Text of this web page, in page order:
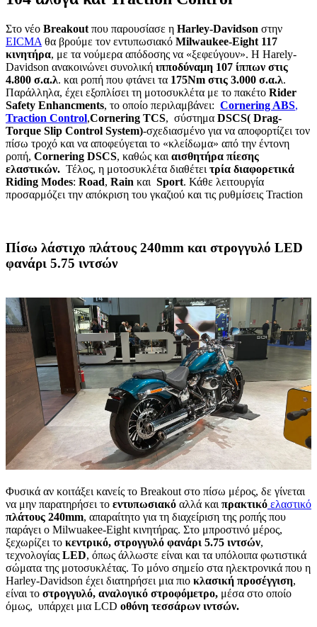
Στο νέο Breakout που παρουσίασε η Harley-Davidson στην
EICMA θα βρούμε τον εντυπωσιακό Milwaukee-Eight 117
κινητήρα, με τα νούμερα απόδοσης να «ξεφεύγουν». Η Harely-
Davidson ανακοινώνει συνολική ιπποδύναμη 107 ίππων στις
4.800 σ.α.λ. και ροπή που φτάνει τα 175Nm στις 3.000 σ.α.λ.
Παράλληλα, έχει εξοπλίσει τη μοτοσυκλέτα με το πακέτο Rider
Safety Enhancments, το οποίο περιλαμβάνει: Cornering ABS,
Traction Control,Cornering TCS, σύστημα DSCS( Drag-
Torque Slip Control System)-σχεδιασμένο για να αποφορτίζει τον
πίσω τροχό και να αποφεύγεται το «κλείδωμα» από την έντονη
ροπή, Cornering DSCS, καθώς και αισθητήρα πίεσης
ελαστικών. Τέλος, η μοτοσυκλέτα διαθέτει τρία διαφορετικά
Riding Modes: Road, Rain και Sport. Κάθε λειτουργία
προσαρμόζει την απόκριση του γκαζιού και τις ρυθμίσεις Traction
Πίσω λάστιχο πλάτους 240mm και στρογγυλό LED
φανάρι 5.75 ιντσών
Φυσικά αν κοιτάξει κανείς το Breakout στο πίσω μέρος, δε γίνεται
να μην παρατηρήσει το εντυπωσιακό αλλά και πρακτικό ελαστικό
πλάτους 240mm, απαραίτητο για τη διαχείριση της ροπής που
παράγει ο Milwuakee-Eight κινητήρας. Στο μπροστινό μέρος,
ξεχωρίζει το κεντρικό, στρογγυλό φανάρι 5.75 ιντσών,
τεχνολογίας LED, όπως άλλωστε είναι και τα υπόλοιπα φωτιστικά
σώματα της μοτοσυκλέτας. Το μόνο σημείο στα ηλεκτρονικά που η
Harley-Davidson έχει διατηρήσει μια πιο κλασική προσέγγιση,
είναι το στρογγυλό, αναλογικό στροφόμετρο, μέσα στο οποίο
όμως, υπάρχει μια LCD οθόνη τεσσάρων ιντσών.